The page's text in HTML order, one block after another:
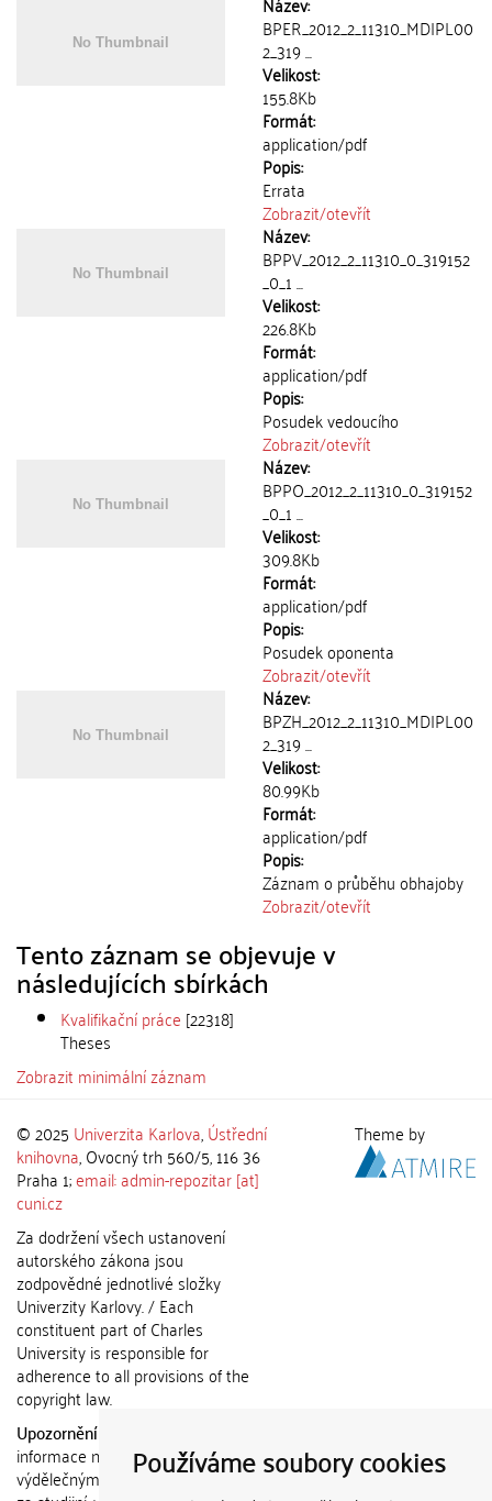
Používáme soubory cookies
BPER_2012_2_11310_MDIPL00
2_319 ...
Velikost:
155.8Kb
Formát:
application/pdf
Popis:
Errata
Zobrazit/otevřít
Název:
BPPV_2012_2_11310_0_319152
_0_1 ...
Velikost:
226.8Kb
Formát:
application/pdf
Popis:
Posudek vedoucího
Zobrazit/otevřít
Název:
BPPO_2012_2_11310_0_319152
_0_1 ...
Velikost:
309.8Kb
Formát:
application/pdf
Popis:
Posudek oponenta
Zobrazit/otevřít
Název:
BPZH_2012_2_11310_MDIPL00
2_319 ...
Velikost:
80.99Kb
Formát:
application/pdf
Popis:
Záznam o průběhu obhajoby
Zobrazit/otevřít
Tento záznam se objevuje v
následujících sbírkách
Kvalifikační práce [22318]
Theses
Zobrazit minimální záznam
© 2025 Univerzita Karlova,Ústřední
knihovna, Ovocný trh 560/5, 116 36
Praha 1;email: admin-repozitar [at]
cuni.cz
Za dodržení všech ustanovení
autorského zákona jsou
zodpovědné jednotlivé složky
Univerzity Karlovy. / Each
constituent part of Charles
University is responsible for
adherence to all provisions of the
copyright law.
Upozornění / Notice:
informace nemohou být použity k
výdělečným účelům nebo vydávány
Theme by